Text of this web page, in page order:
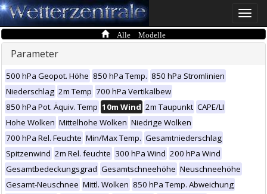
Toggle
Alle Modelle
Parameter
500 hPa Geopot. Höhe 850 hPa Temp. 850 hPa Stromlinien
Niederschlag 2m Temp 700 hPa Vertikalbew
850 hPa Pot. Äquiv. Temp 10m Wind 2m Taupunkt CAPE/LI
Hohe Wolken Mittelhohe Wolken Niedrige Wolken
700 hPa Rel. Feuchte Min/Max Temp. Gesamtniederschlag
Spitzenwind 2m Rel. feuchte 300 hPa Wind 200 hPa Wind
Gesamtbedeckungsgrad Gesamtschneehöhe Neuschneehöhe
Gesamt-Neuschnee Mittl. Wolken 850 hPa Temp. Abweichung